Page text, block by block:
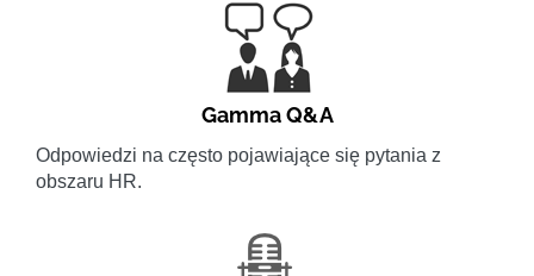
Gamma Q&A
Odpowiedzi na często pojawiające się pytania z
obszaru HR.